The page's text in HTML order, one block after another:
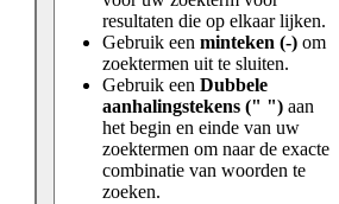
resultaten die op elkaar lijken.
Gebruik een minteken (-) om
zoektermen uit te sluiten.
Gebruik een Dubbele
aanhalingstekens (" ") aan
het begin en einde van uw
zoektermen om naar de exacte
combinatie van woorden te
zoeken.